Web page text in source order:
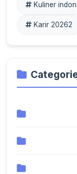
Kuliner
Karir 20262